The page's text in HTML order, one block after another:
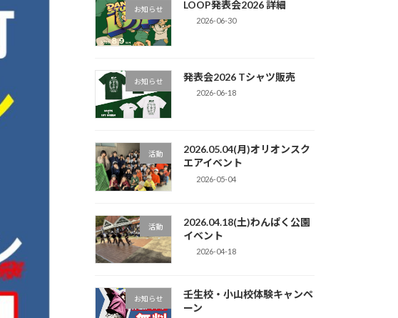
お知らせ LOOP発表会2026 詳細
2026-06-30
お知らせ 発表会2026 Tシャツ販売
2026-06-18
活動
2026.05.04(月)オリオンスク
エアイベント
2026-05-04
活動
2026.04.18(土)わんぱく公園
イベント
2026-04-18
お知らせ
壬生校・小山校体験キャンペ
ーン